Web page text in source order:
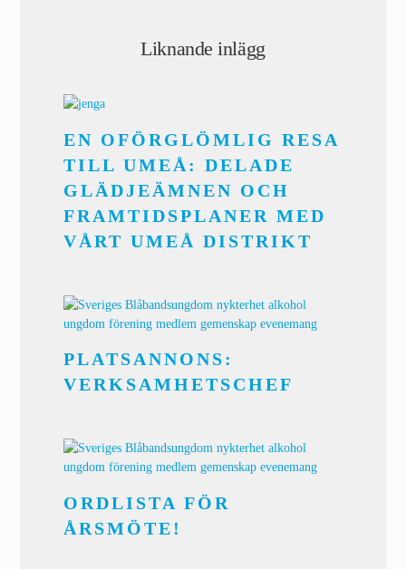
Liknande inlägg
EN OFÖRGLÖMLIG RESA
TILL UMEÅ: DELADE
GLÄDJEÄMNEN OCH
FRAMTIDSPLANER MED
VÅRT UMEÅ DISTRIKT
PLATSANNONS:
VERKSAMHETSCHEF
ORDLISTA FÖR
ÅRSMÖTE!